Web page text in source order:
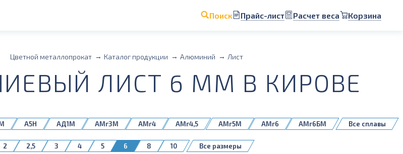
Поиск Прайс-лист Расчет веса Корзина
Цветной металлопрокат Каталог продукции Алюминий Лист
ЛИСТ 6 ММ В КИРОВЕ
А5Н АД1М АМг3М АМг4 АМг4,5 АМг5М АМг6
АМг6БМ
Все сплавы
2 2,5 3 4 5 6 8 10 Все размеры